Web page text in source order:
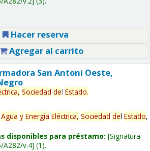
Hacer reserva
Agregar al carrito
San Antoni Oeste,
Sociedad del Estado.
Agua y Energía Eléctrica, Sociedad del Estado,
disponibles para préstamo: Signatura
A282/v.4 (1).